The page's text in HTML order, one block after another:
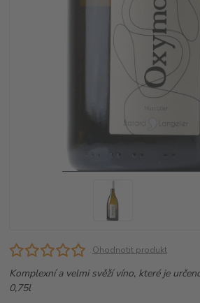
Ohodnotit produkt
Komplexní a velmi svěží víno, které je
0,75l